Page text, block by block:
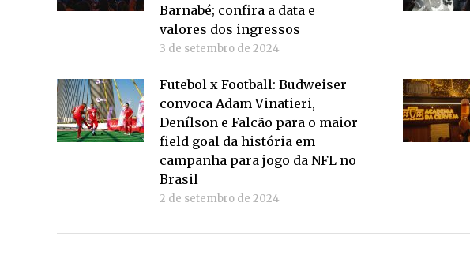
Barnabé; confira a data e
valores dos ingressos
3 de setembro de 2024
Futebol x Football: Budweiser
convoca Adam Vinatieri,
Denílson e Falcão para o maior
field goal da história em
campanha para jogo da NFL no
Brasil
2 de setembro de 2024